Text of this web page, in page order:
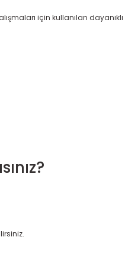
için kullanılan